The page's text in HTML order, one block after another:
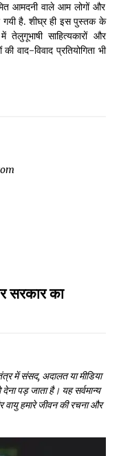
में नहीं आना चाहिए
आमदनी वाले आम लोगों और
है. शीघ्र ही इस पुस्तक के
साहित्यकारों और
की वाद-विवाद प्रतियोगिता भी
सरकार का
में संसद, अदालत या मीडिया
पड़ जाता है। यह सर्वमान्य
हमारे जीवन की रचना और